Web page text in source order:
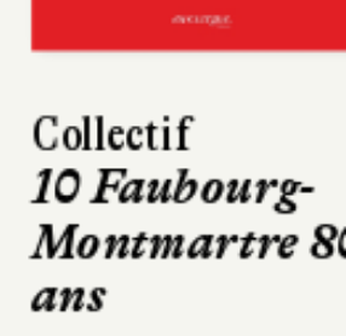
Maxime
Mourir deux
fois
Robert Laffont